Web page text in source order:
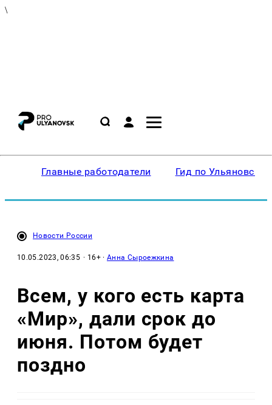
\
Главные работодатели Гид по Ульяновску
Новости России
10.05.2023, 06:35 · 16+ ·Анна Сыроежкина
Всем, у кого есть карта
«Мир», дали срок до
июня. Потом будет
поздно